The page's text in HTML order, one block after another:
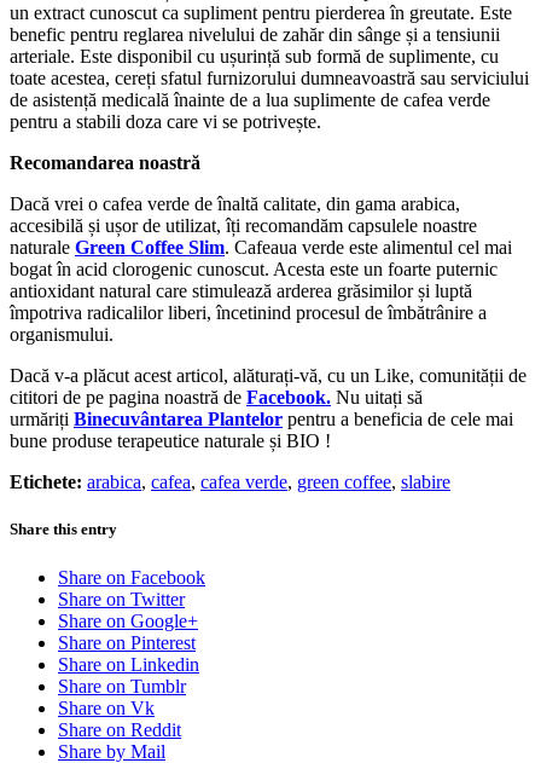
un extract cunoscut ca supliment pentru pierderea în greutate. Este
benefic pentru reglarea nivelului de zahăr din sânge și a tensiunii
arteriale. Este disponibil cu ușurință sub formă de suplimente, cu
toate acestea, cereți sfatul furnizorului dumneavoastră sau serviciului
de asistență medicală înainte de a lua suplimente de cafea verde
pentru a stabili doza care vi se potrivește.
Recomandarea noastră
Dacă vrei o cafea verde de înaltă calitate, din gama arabica,
accesibilă și ușor de utilizat, îți recomandăm capsulele noastre
naturale Green Coffee Slim. Cafeaua verde este alimentul cel mai
bogat în acid clorogenic cunoscut. Acesta este un foarte puternic
antioxidant natural care stimulează arderea grăsimilor și luptă
împotriva radicalilor liberi, încetinind procesul de îmbătrânire a
organismului.
Dacă v-a plăcut acest articol, alăturați-vă, cu un Like, comunității de
cititori de pe pagina noastră de Facebook. Nu uitați să
urmăriți Binecuvântarea Plantelor pentru a beneficia de cele mai
bune produse terapeutice naturale și BIO !
Etichete: arabica, cafea, cafea verde, green coffee, slabire
Share this entry
Share on Facebook
Share on Twitter
Share on Google+
Share on Pinterest
Share on Linkedin
Share on Tumblr
Share on Vk
Share on Reddit
Share by Mail